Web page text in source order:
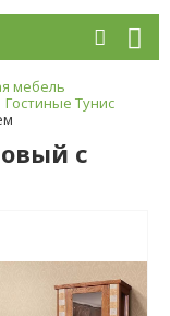
мебель
Гостиные Тунис
с